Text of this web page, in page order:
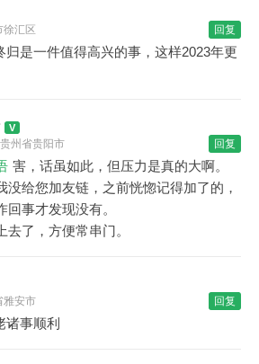
汇区 回复
归是一件值得高兴的事，这样2023年更
州省贵阳市 回复
害，话虽如此，但压力是真的大啊。
没给您加友链，之前恍惚记得加了的，
回事才发现没有。
去了，方便常串门。
雅安市 回复
诸事顺利